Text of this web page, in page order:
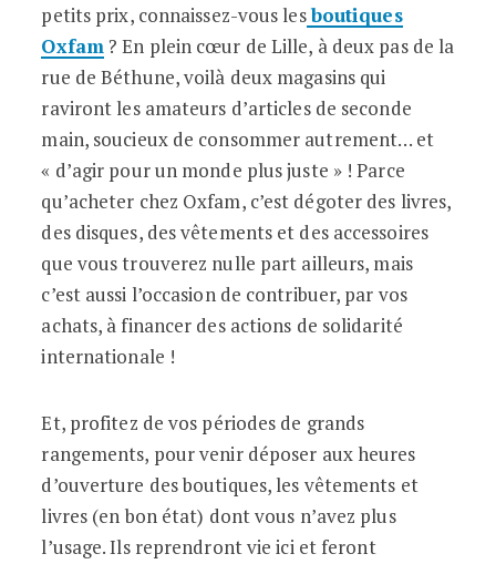
petits prix, connaissez-vous lesboutiques
Oxfam? En plein cœur de Lille, à deux pas de la
rue de Béthune, voilà deux magasins qui
raviront les amateurs d’articles de seconde
main, soucieux de consommer autrement… et
« d’agir pour un monde plus juste » ! Parce
qu’acheter chez Oxfam, c’est dégoter des livres,
des disques, des vêtements et des accessoires
que vous trouverez nulle part ailleurs, mais
c’est aussi l’occasion de contribuer, par vos
achats, à financer des actions de solidarité
internationale !
Et, profitez de vos périodes de grands
rangements, pour venir déposer aux heures
d’ouverture des boutiques, les vêtements et
livres (en bon état) dont vous n’avez plus
l’usage. Ils reprendront vie ici et feront